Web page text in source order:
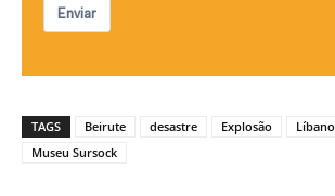
Enviar
TAGS Beirute desastre Explosão Líbano
Museu Sursock